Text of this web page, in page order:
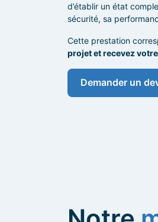
d’établir un état
sécurité, sa
Cette prestation
projet et recevez
Demander un